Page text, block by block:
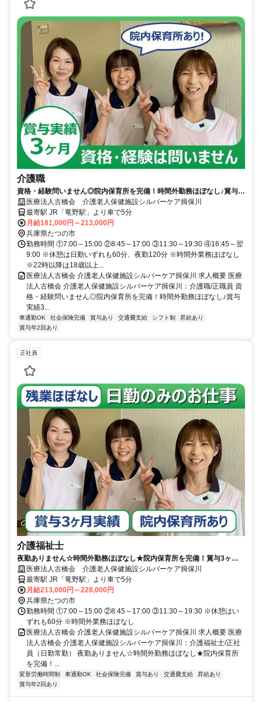
介護職
資格・経験問いません◎院内保育所を完備！時間外勤務ほぼなし♪賞与実
績3ヶ月分！【たつの市、老健、竜野駅、介護職、正職員】
医療法人古橋会 介護老人保健施設シルバーケア揖保川
最寄駅 JR「竜野駅」より車で5分
月給181,000円～213,000円
兵庫県たつの市
勤務時間 ①7:00～15:00 ②8:45～17:00 ③11:30～19:30 ④16:45～翌
9:00 ※休憩は日勤いずれも60分、夜勤120分 ※時間外業務ほぼなし
※22時以降は18歳以上...
医療法人古橋会 介護老人保健施設シルバーケア揖保川 求人概要 医療
法人古橋会 介護老人保健施設シルバーケア揖保川：介護職/正職員 資
格・経験問いません◎院内保育所を完備！時間外勤務ほぼなし♪賞与
実績3...
車通勤OK 社会保険完備 賞与あり 交通費支給 シフト制
昇給あり
賞与年2回あり
正社員
介護福祉士
夜勤ありません☆時間外勤務ほぼなし★院内保育所を完備！賞与3ヶ月
実績◆【たつの市、老健、竜野駅、介護福祉士、日勤常勤】
医療法人古橋会 介護老人保健施設シルバーケア揖保川
最寄駅 JR「竜野駅」より車で5分
月給213,000円～228,000円
兵庫県たつの市
勤務時間 ①7:00～15:00 ②8:45～17:00 ③11:30～19:30 ※休憩はい
ずれも60分 ※時間外業務ほぼなし
医療法人古橋会 介護老人保健施設シルバーケア揖保川 求人概要 医療
法人古橋会 介護老人保健施設シルバーケア揖保川：介護福祉士/正社
員（日勤常勤） 夜勤ありません☆時間外勤務ほぼなし★院内保育所
を完備！...
変形労働時間制 車通勤OK 社会保険完備 賞与あり 交通費支給
昇給あり
賞与年2回あり